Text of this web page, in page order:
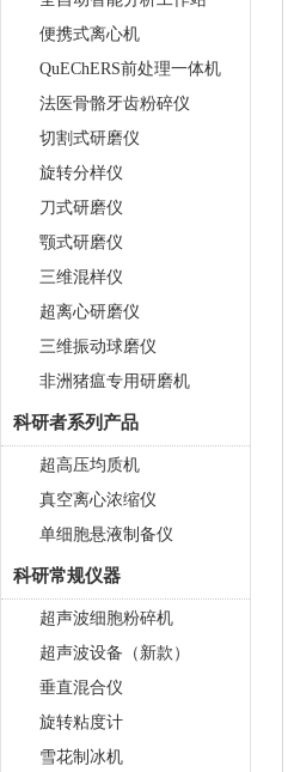
便携式离心机
QuEChERS前处理一体机
法医骨骼牙齿粉碎仪
切割式研磨仪
旋转分样仪
刀式研磨仪
颚式研磨仪
三维混样仪
超离心研磨仪
三维振动球磨仪
非洲猪瘟专用研磨机
科研者系列产品
超高压均质机
真空离心浓缩仪
单细胞悬液制备仪
科研常规仪器
超声波细胞粉碎机
超声波设备（新款）
垂直混合仪
旋转粘度计
雪花制冰机